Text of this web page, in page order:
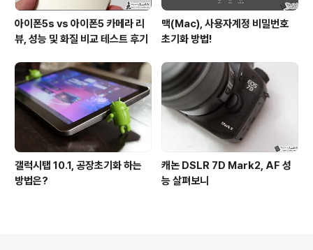
아이폰5s vs 아이폰5 카메라 리
뷰, 성능 및 화질 비교 테스트 후기
맥(Mac), 사용자계정 비밀번호
초기화 방법!
갤럭시탭 10.1, 공장초기화 하는
방법은?
캐논 DSLR 7D Mark2, AF 성
능 살펴보니